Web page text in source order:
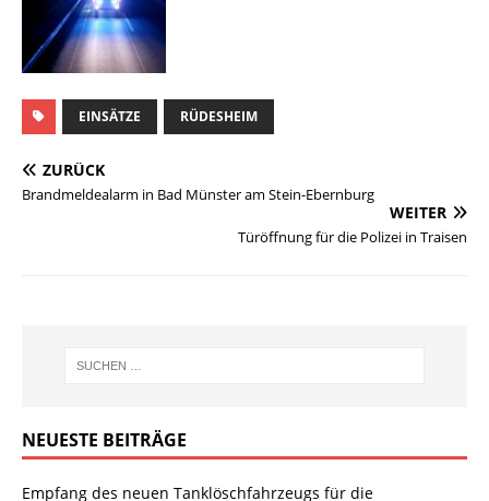
EINSÄTZE RÜDESHEIM
ZURÜCK
Brandmeldealarm in Bad Münster am Stein-Ebernburg
WEITER
Türöffnung für die Polizei in Traisen
NEUESTE BEITRÄGE
Empfang des neuen Tanklöschfahrzeugs für die